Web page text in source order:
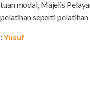
modal, Majelis
seperti
Yusuf